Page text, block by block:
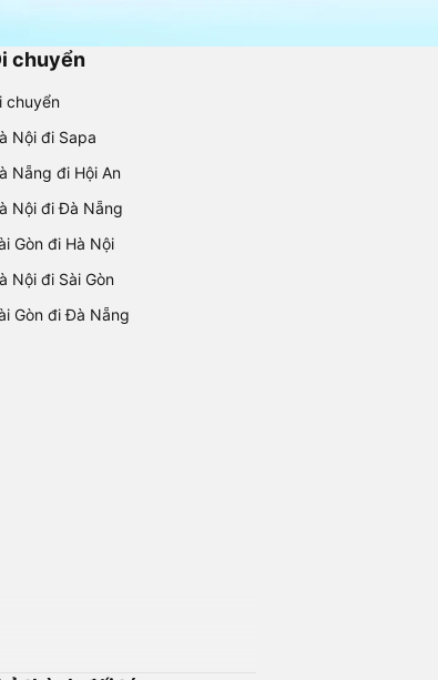
chuyển
chuyển
Nội đi Sapa
Nẵng đi Hội An
Nội đi Đà Nẵng
Gòn đi Hà Nội
Nội đi Sài Gòn
Gòn đi Đà Nẵng